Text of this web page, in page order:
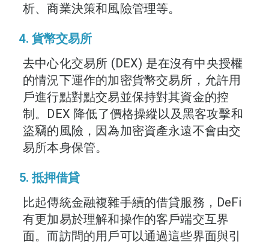
析、商業決策和風險管理等。
4. 貨幣交易所
去中心化交易所 (DEX) 是在沒有中央授權
的情況下運作的加密貨幣交易所，允許用
戶進行點對點交易並保持對其資金的控
制。DEX 降低了價格操縱以及黑客攻擊和
盜竊的風險，因為加密資產永遠不會由交
易所本身保管。
5. 抵押借貸
比起傳統金融複雜手續的借貸服務，DeFi
有更加易於理解和操作的客戶端交互界
面。而訪問的用戶可以通過這些界面與引